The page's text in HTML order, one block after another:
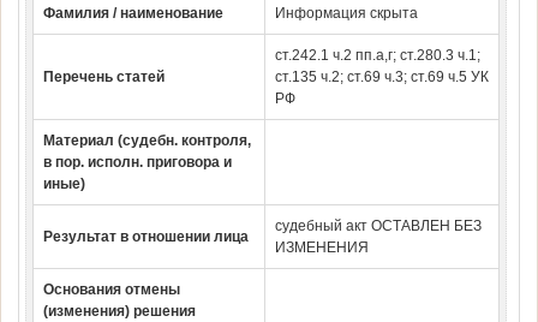
Фамилия / наименование Информация скрыта
Перечень статей
ст.242.1 ч.2 пп.а,г; ст.280.3 ч.1;
ст.135 ч.2; ст.69 ч.3; ст.69 ч.5 УК
РФ
Материал (судебн. контроля,
в пор. исполн. приговора и
иные)
Результат в отношении лица
судебный акт ОСТАВЛЕН БЕЗ
ИЗМЕНЕНИЯ
Основания отмены
(изменения) решения